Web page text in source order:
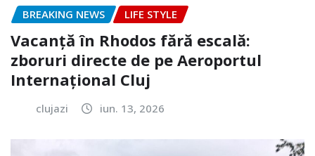
BREAKING NEWS LIFE STYLE
Vacanță în Rhodos fără escală:
zboruri directe de pe Aeroportul
Internațional Cluj
clujazi iun. 13, 2026